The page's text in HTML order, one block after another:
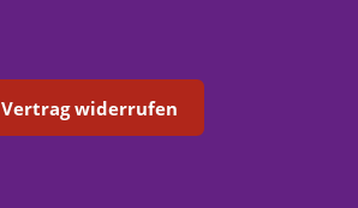
Vertrag widerrufen